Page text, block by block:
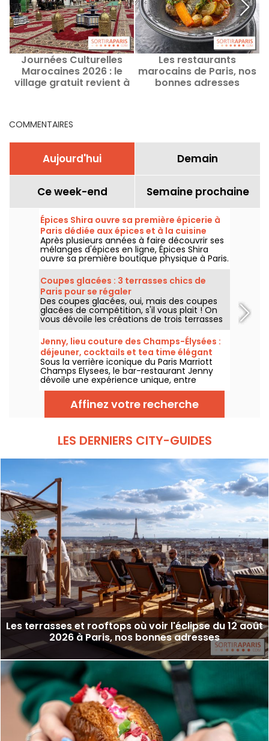
Journées Culturelles
Marocaines 2026 : le
village gratuit revient à
Les restaurants
marocains de Paris, nos
bonnes adresses
COMMENTAIRES
Aujourd'hui Demain
Ce week-end Semaine prochaine
Épices Shira ouvre sa première épicerie à
Paris dédiée aux épices et à la cuisine
méditerranéenne
Après plusieurs années à faire découvrir ses
mélanges d'épices en ligne, Épices Shira
ouvre sa première boutique physique à Paris.
Dès septembre 2026, l'enseigne investit le
Marché Saint-Martin, dans le 10e
arrondissement, avec une épicerie, une
offre de plats méditerranéens à emporter
et une sélection de produits fins venus du
monde entier.
Coupes glacées : 3 terrasses chics de
Paris pour se régaler
Des coupes glacées, oui, mais des coupes
glacées de compétition, s'il vous plait ! On
vous dévoile les créations de trois terrasses
chics de Paris pour cet été 2026, du rooftop
du Cheval Blanc dans le 1er au patio fleuri du
George V dans le 8e, jusqu'au jardin secret
du Shangri-La dans le 16e.
Jenny, lieu couture des Champs-Élysées :
déjeuner, cocktails et tea time élégant
Sous la verrière iconique du Paris Marriott
Champs Elysees, le bar-restaurant Jenny
dévoile une expérience unique, entre
héritage couture et gastronomie
contemporaine. Déjeuner raffiné, tea time
élégant, cocktails signature et dîners
inspirés : une adresse parisienne où chaque
tous les jours jusqu’à minuit.
Affinez votre recherche
LES DERNIERS CITY-GUIDES
Les terrasses et rooftops où voir l'éclipse du 12 août
2026 à Paris, nos bonnes adresses